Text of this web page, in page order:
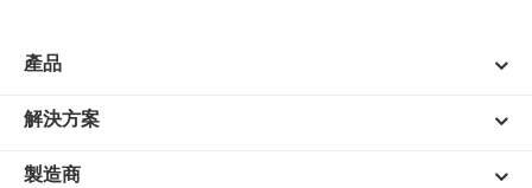
產品
解決方案
製造商